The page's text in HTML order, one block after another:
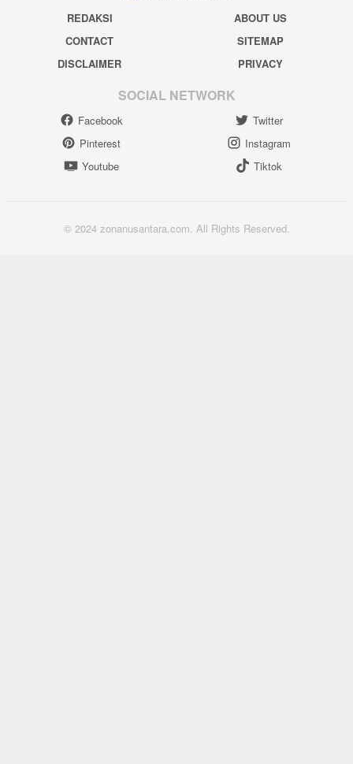
REDAKSI
ABOUT US
CONTACT
SITEMAP
DISCLAIMER
PRIVACY
SOCIAL NETWORK
Facebook
Twitter
Pinterest
Instagram
Youtube
Tiktok
© 2024 zonanusantara.com. All Rights Reserved.